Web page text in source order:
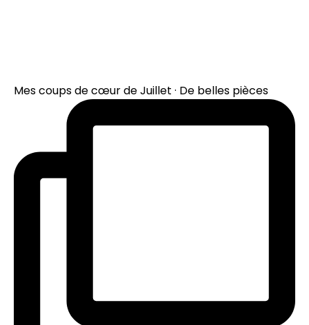
Mes coups de cœur de Juillet · De belles pièces